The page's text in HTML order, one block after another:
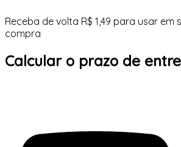
Receba de volta R$ 1,49 para usar em
compra
Calcular o prazo de